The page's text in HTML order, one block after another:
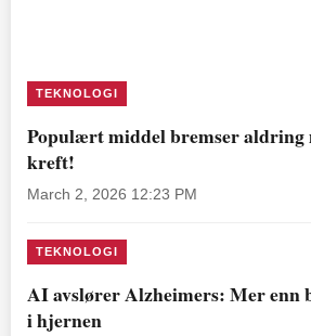
TEKNOLOGI
Populært middel bremser aldring
kreft!
March 2, 2026 12:23 PM
TEKNOLOGI
AI avslører Alzheimers: Mer enn
i hjernen